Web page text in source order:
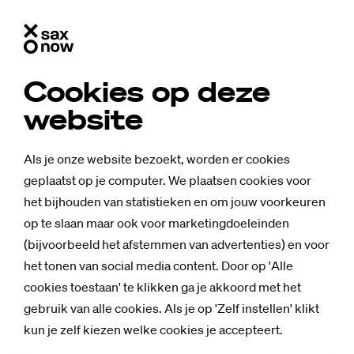
Cookies op deze
website
Als je onze website bezoekt, worden er cookies
geplaatst op je computer. We plaatsen cookies voor
het bijhouden van statistieken en om jouw voorkeuren
op te slaan maar ook voor marketingdoeleinden
(bijvoorbeeld het afstemmen van advertenties) en voor
het tonen van social media content. Door op 'Alle
cookies toestaan' te klikken ga je akkoord met het
gebruik van alle cookies. Als je op 'Zelf instellen' klikt
kun je zelf kiezen welke cookies je accepteert.